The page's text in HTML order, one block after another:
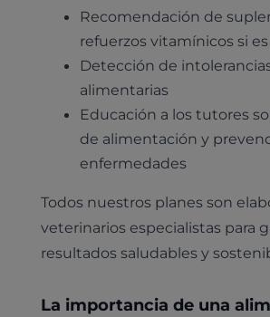
Pruebas cropológicas
Pruebas histológicas – microscopio
Vacunación
Hospitalización
Leishmaniasis
Cirugía
Urología y nefrología
Medicina felina
Animales Exóticos
Todas las especialidades
Trabaja en Clinicanimal
Recomendación de
refuerzos vitamínicos si
Detección de
alimentarias
Educación a los tutores
de alimentación y
enfermedades
Todos nuestros planes son
veterinarios especialistas para
resultados saludables y
La importancia de una